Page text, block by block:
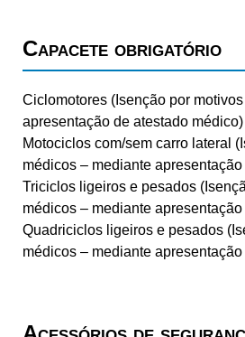
Capacete obrigatório
Ciclomotores (Isenção por
apresentação de atestado médico)
Motociclos com/sem carro lateral
médicos – mediante
Triciclos ligeiros e pesados
médicos – mediante
Quadriciclos ligeiros e pesados
médicos – mediante